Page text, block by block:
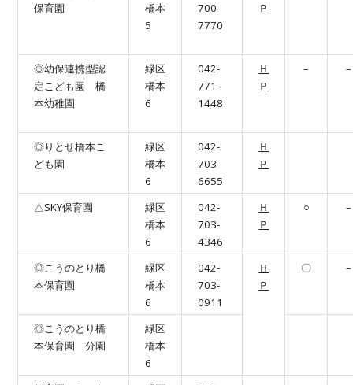
保育園
橋本
5
700-
7770
Ｐ
◎幼保連携型認
定こども園 橋
本幼稚園
緑区
橋本
6
042-
771-
1448
Ｈ
Ｐ
– –
◎りとせ橋本こ
ども園
緑区
橋本
6
042-
703-
6655
Ｈ
Ｐ
△SKY保育園
緑区
橋本
6
042-
703-
4346
Ｈ
Ｐ
○ –
◎こうのとり橋
本保育園
緑区
橋本
6
042-
703-
0911
Ｈ
Ｐ
〇 –
◎こうのとり橋
本保育園 分園
緑区
橋本
6